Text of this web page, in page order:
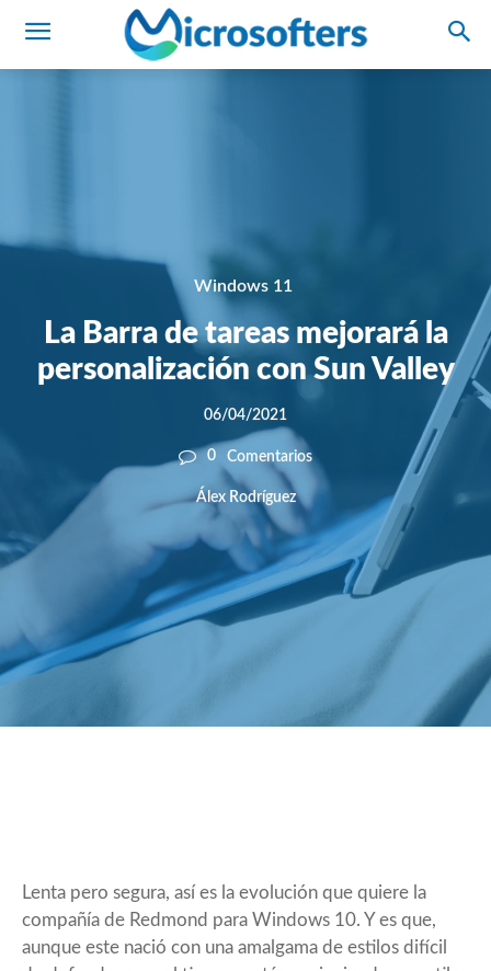
Windows 11
La Barra de tareas mejorará la
personalización con Sun Valley
06/04/2021
0 Comentarios
Álex Rodríguez
Lenta pero segura, así es la evolución que quiere la
compañía de Redmond para Windows 10. Y es que,
aunque este nació con una amalgama de estilos difícil